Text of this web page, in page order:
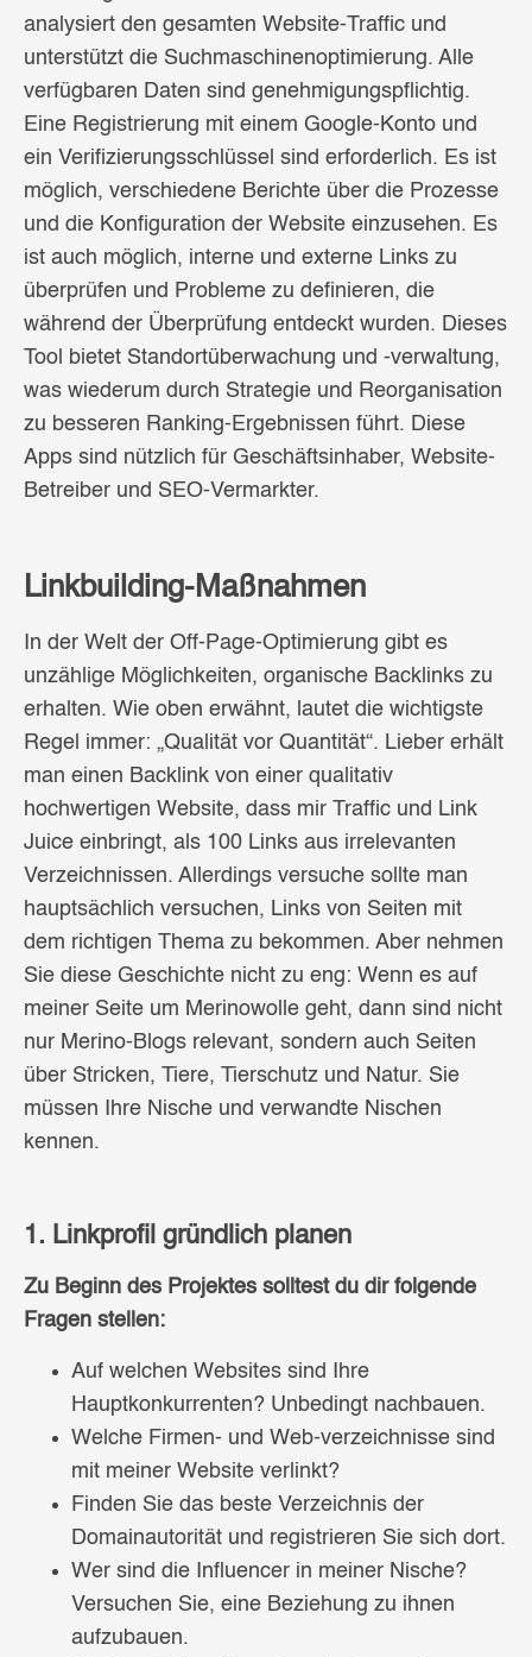
analysiert den gesamten Website-Traffic und
unterstützt die Suchmaschinenoptimierung. Alle
verfügbaren Daten sind genehmigungspflichtig.
Eine Registrierung mit einem Google-Konto und
ein Verifizierungsschlüssel sind erforderlich. Es ist
möglich, verschiedene Berichte über die Prozesse
und die Konfiguration der Website einzusehen. Es
ist auch möglich, interne und externe Links zu
überprüfen und Probleme zu definieren, die
während der Überprüfung entdeckt wurden. Dieses
Tool bietet Standortüberwachung und -verwaltung,
was wiederum durch Strategie und Reorganisation
zu besseren Ranking-Ergebnissen führt. Diese
Apps sind nützlich für Geschäftsinhaber, Website-
Betreiber und SEO-Vermarkter.
Linkbuilding-Maßnahmen
In der Welt der Off-Page-Optimierung gibt es
unzählige Möglichkeiten, organische Backlinks zu
erhalten. Wie oben erwähnt, lautet die wichtigste
Regel immer: „Qualität vor Quantität“. Lieber erhält
man einen Backlink von einer qualitativ
hochwertigen Website, dass mir Traffic und Link
Juice einbringt, als 100 Links aus irrelevanten
Verzeichnissen. Allerdings versuche sollte man
hauptsächlich versuchen, Links von Seiten mit
dem richtigen Thema zu bekommen. Aber nehmen
Sie diese Geschichte nicht zu eng: Wenn es auf
meiner Seite um Merinowolle geht, dann sind nicht
nur Merino-Blogs relevant, sondern auch Seiten
über Stricken, Tiere, Tierschutz und Natur. Sie
müssen Ihre Nische und verwandte Nischen
kennen.
1. Linkprofil gründlich planen
Zu Beginn des Projektes solltest du dir folgende
Fragen stellen:
Auf welchen Websites sind Ihre
Hauptkonkurrenten? Unbedingt nachbauen.
Welche Firmen- und Web-verzeichnisse sind
mit meiner Website verlinkt?
Finden Sie das beste Verzeichnis der
Domainautorität und registrieren Sie sich dort.
Wer sind die Influencer in meiner Nische?
Versuchen Sie, eine Beziehung zu ihnen
aufzubauen.